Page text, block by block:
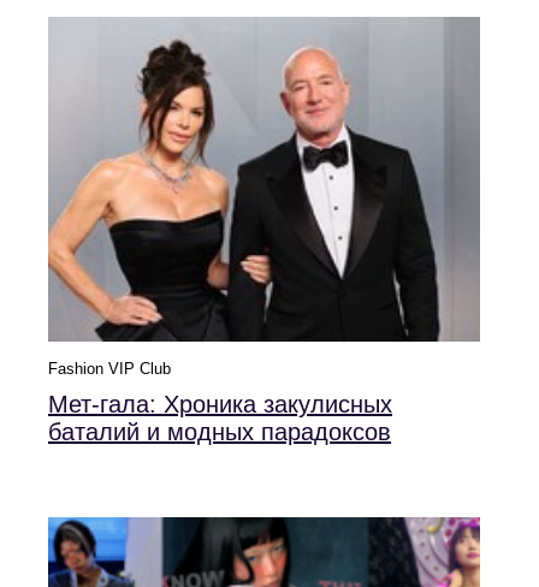
Fashion VIP Club
Мет-гала: Хроника закулисных
баталий и модных парадоксов